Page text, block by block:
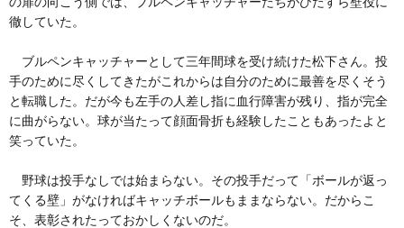
徹していた。
ブルペンキャッチャーとして三年間球を受け続けた松下さん。投
手のために尽くしてきたがこれからは自分のために最善を尽くそう
と転職した。だが今も左手の人差し指に血行障害が残り、指が完全
に曲がらない。球が当たって顔面骨折も経験したこともあったよと
笑っていた。
野球は投手なしでは始まらない。その投手だって「ボールが返っ
てくる壁」がなければキャッチボールもままならない。だからこ
そ、表彰されたっておかしくないのだ。